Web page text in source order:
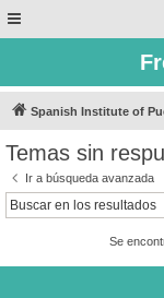
Spanish Institute of
Temas sin
Ir a búsqueda avanzada
Se